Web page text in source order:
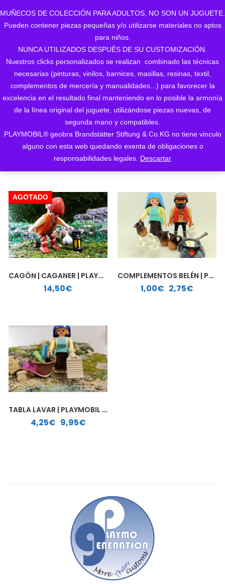
MUÑECOS DE COLECCIÓN PARA ADULTOS, NO SON UN JUGUETE.
Pueden contener piezas pequeñas y/o utilizarse materiales no aptos
para niños.
NUNCA UTILIZADOS DESPUÉS DE SU CUSTOMIZACIÓN.
Nuestros clicks personalizados se realizan combinado las técnicas
necesarias (pinturas, vinilos, barnices, masillas, resinas, textil,
complementos de mercería y manualidades...) para favorecer la
excelencia en el resultado final manteniendo en lo posible la armonía
de la línea original del juguete, utilizándose piezas nuevas, de
segunda mano y compatibles.
PLAYMOBIL® geobra Brandstätter Stiftung & Co.KG no tiene vinculo
alguno con esta web quedando exenta de obligaciones o
responsabilidades legales. Descartar
Mostrando los 3 resultadosOrdenado
los
ORDENAR POR LOS
ÚLTIMOS
AGOTADO
CAGÓN | CAGANER | PLAYMOBIL PERSONALIZADO
14,50€
COMPLEMENTOS BELÉN | PLAYMOBIL PERSONALIZADO
1,00€ 2,75€
Rango de precios: desde 1,00€ hasta 2,75€
TABLA LAVAR | PLAYMOBIL PERSONALIZADO
4,25€ 9,95€
Rango de precios: desde 4,25€ hasta 9,95€